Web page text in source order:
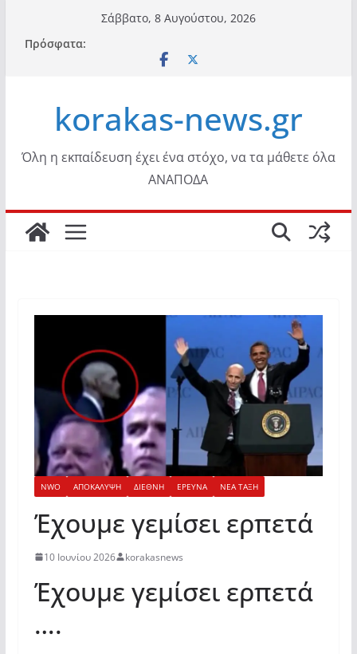
περιεχόμενο
Σάββατο, 8 Αυγούστου, 2026
Πρόσφατα:
korakas-news.gr
Όλη η εκπαίδευση έχει ένα στόχο, να τα μάθετε όλα
ΑΝΑΠΟΔΑ
NWO ΑΠΟΚΑΛΥΨΗ ΔΙΕΘΝΗ ΕΡΕΥΝΑ ΝΕΑ ΤΑΞΗ
Έχουμε γεμίσει ερπετά
10 Ιουνίου 2026 korakasnews
Έχουμε γεμίσει ερπετά
….